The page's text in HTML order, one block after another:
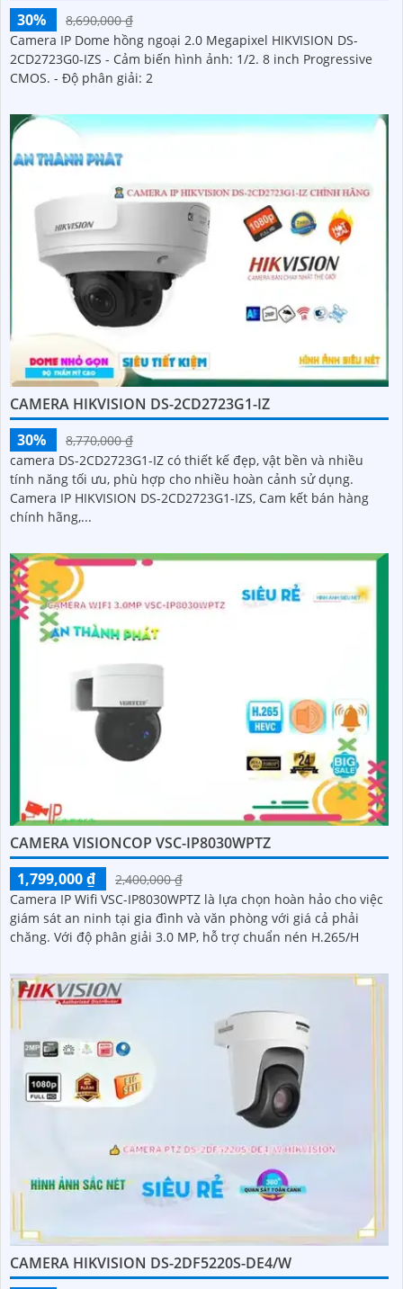
30%
8,690,000 ₫
Camera IP Dome hồng ngoại 2.0 Megapixel HIKVISION DS-
2CD2723G0-IZS - Cảm biến hình ảnh: 1/2. 8 inch Progressive
CMOS. - Độ phân giải: 2
CAMERA HIKVISION DS-2CD2723G1-IZ
30%
8,770,000 ₫
camera DS-2CD2723G1-IZ có thiết kế đẹp, vật bền và nhiều
tính năng tối ưu, phù hợp cho nhiều hoàn cảnh sử dụng.
Camera IP HIKVISION DS-2CD2723G1-IZS, Cam kết bán hàng
chính hãng,...
CAMERA VISIONCOP VSC-IP8030WPTZ
1,799,000 ₫
2,400,000 ₫
Camera IP Wifi VSC-IP8030WPTZ là lựa chọn hoàn hảo cho việc
giám sát an ninh tại gia đình và văn phòng với giá cả phải
chăng. Với độ phân giải 3.0 MP, hỗ trợ chuẩn nén H.265/H
CAMERA HIKVISION DS-2DF5220S-DE4/W